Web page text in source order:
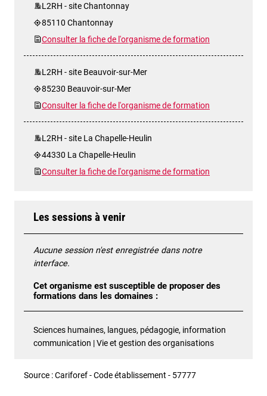
L2RH - site Chantonnay
85110 Chantonnay
Consulter la fiche de l'organisme de formation
L2RH - site Beauvoir-sur-Mer
85230 Beauvoir-sur-Mer
Consulter la fiche de l'organisme de formation
L2RH - site La Chapelle-Heulin
44330 La Chapelle-Heulin
Consulter la fiche de l'organisme de formation
Les sessions à venir
Aucune session n'est enregistrée dans notre
interface.
Cet organisme est susceptible de proposer des
formations dans les domaines :
Sciences humaines, langues, pédagogie, information
communication | Vie et gestion des organisations
Source : Cariforef - Code établissement - 57777